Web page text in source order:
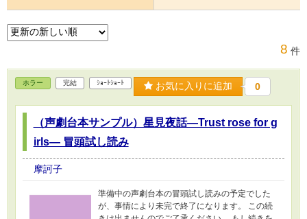
8 件
ホラー 完結 ｼｮｰﾄｼｮｰﾄ お気に入りに追加 0
（声劇台本サンプル）星見夜話―Trust rose for g
irls― 冒頭試し読み
摩訶子
準備中の声劇台本の冒頭試し読みの予定でした
が、事情により未完で終了になります。 この続